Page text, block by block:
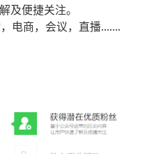
及便捷关注。
电商，会议，直播.......